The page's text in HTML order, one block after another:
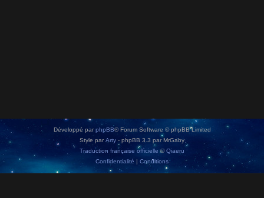
Développé par phpBB® Forum Software © phpBB Limited
Style parArty - phpBB 3.3 par MrGaby
Traduction française officielle ©Qiaeru
Confidentialité | Conditions